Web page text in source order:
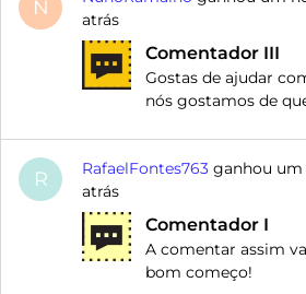
N
atrás
Comentador III
Gostas de ajudar
nós gostamos de
R RafaelFontes763 ganhou
atrás
Comentador I
A comentar assim
bom começo!